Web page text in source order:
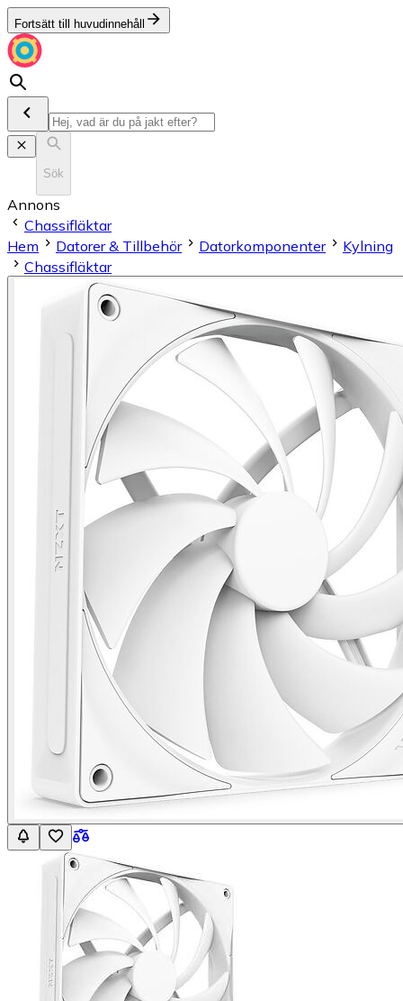
Fortsätt till huvudinnehåll
Sök
Annons
Chassifläktar
Hem
Datorer & Tillbehör Datorkomponenter
Kylning
Chassifläktar